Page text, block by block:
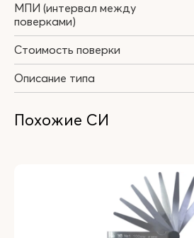
МПИ (интервал между
поверками)
Стоимость поверки
Описание типа
Похожие СИ